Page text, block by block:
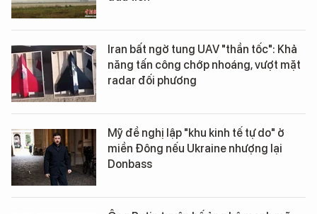
Iran bất ngờ tung UAV "thần tốc": Khả
năng tấn công chớp nhoáng, vượt mặt
radar đối phương
Mỹ đề nghị lập "khu kinh tế tự do" ở
miền Đông nếu Ukraine nhượng lại
Donbass